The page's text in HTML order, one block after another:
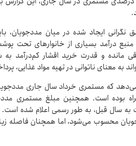
نگرانی ایجاد شده در میان مددجویان،
منبع درآمد بسیاری از خانوارهای
مانده و قدرت خرید اقشار کم‌درآمد
به معنای ناتوانی در تهیه مواد غذایی،
سال قبل، به طور رسمی اعلام شده
محسوب می‌شود، اما همچنان فاصله